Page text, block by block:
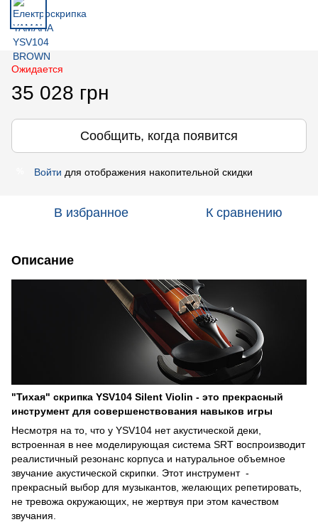
Ожидается
35 028 грн
Сообщить, когда появится
Войти для отображения накопительной скидки
В избранное К сравнению
Описание
"Тихая" скрипка YSV104 Silent Violin - это прекрасный
инструмент для совершенствования навыков игры
Несмотря на то, что у YSV104 нет акустической деки,
встроенная в нее моделирующая система SRT воспроизводит
реалистичный резонанс корпуса и натуральное объемное
звучание акустической скрипки. Этот инструмент -
прекрасный выбор для музыкантов, желающих репетировать,
не тревожа окружающих, не жертвуя при этом качеством
звучания.